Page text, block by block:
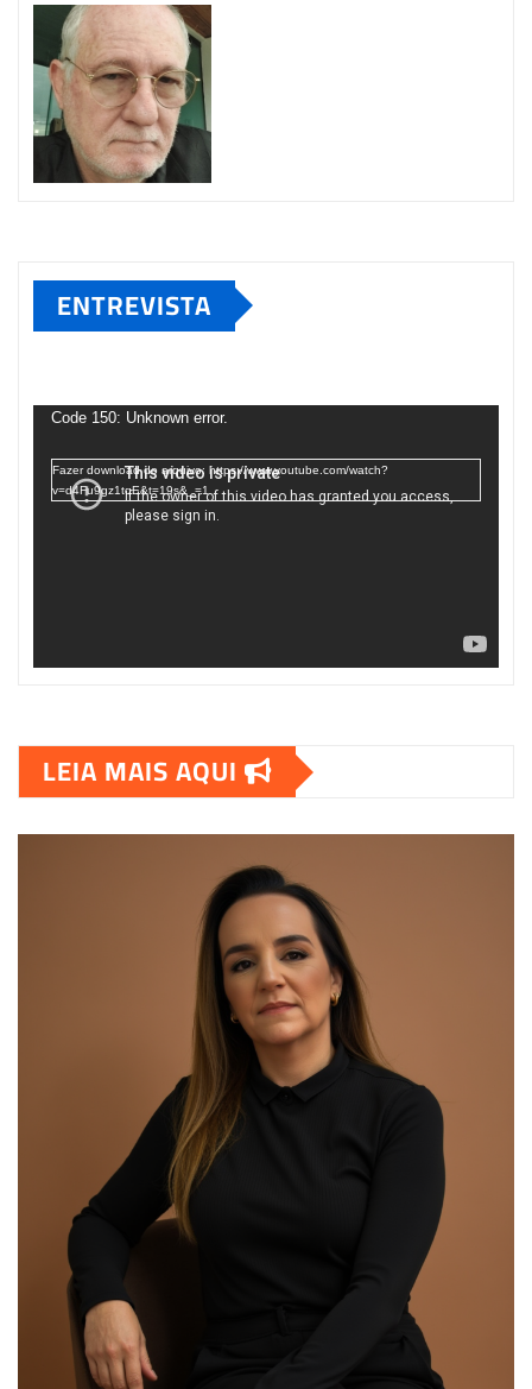
ENTREVISTA
deCode 150: Unknown error.
Fazer download do arquivo: https://www.youtube.com/watch?
v=d4Fu9gz1tqE&t=19s&_=1
LEIA MAIS AQUI